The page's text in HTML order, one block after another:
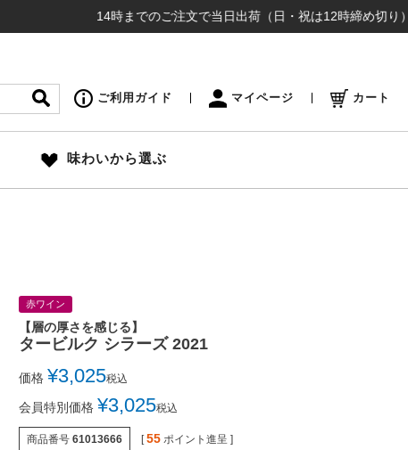
14時までのご注文で当日出荷（日・祝は12時締め切り）
ご利用ガイド マイページ カート
味わいから選ぶ
赤ワイン
【層の厚さを感じる】
タービルク シラーズ 2021
価格 ¥3,025税込
会員特別価格 ¥3,025税込
商品番号 61013666 [ 55 ポイント進呈 ]